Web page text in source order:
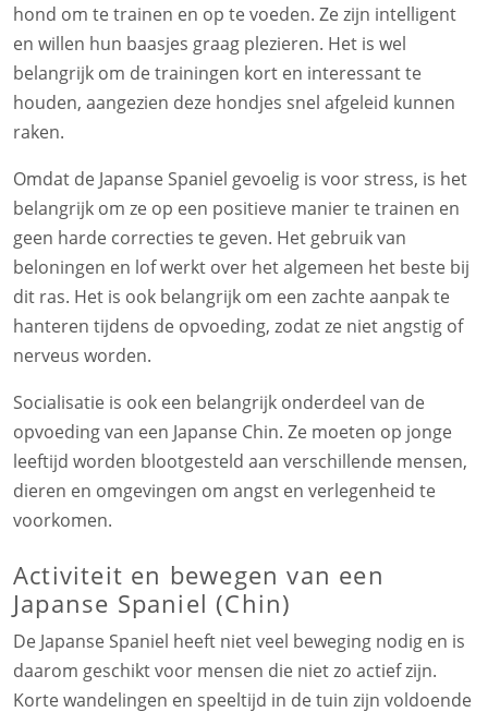
hond om te trainen en op te voeden. Ze zijn intelligent
en willen hun baasjes graag plezieren. Het is wel
belangrijk om de trainingen kort en interessant te
houden, aangezien deze hondjes snel afgeleid kunnen
raken.
Omdat de Japanse Spaniel gevoelig is voor stress, is het
belangrijk om ze op een positieve manier te trainen en
geen harde correcties te geven. Het gebruik van
beloningen en lof werkt over het algemeen het beste bij
dit ras. Het is ook belangrijk om een zachte aanpak te
hanteren tijdens de opvoeding, zodat ze niet angstig of
nerveus worden.
Socialisatie is ook een belangrijk onderdeel van de
opvoeding van een Japanse Chin. Ze moeten op jonge
leeftijd worden blootgesteld aan verschillende mensen,
dieren en omgevingen om angst en verlegenheid te
voorkomen.
Activiteit en bewegen van een
Japanse Spaniel (Chin)
De Japanse Spaniel heeft niet veel beweging nodig en is
daarom geschikt voor mensen die niet zo actief zijn.
Korte wandelingen en speeltijd in de tuin zijn voldoende